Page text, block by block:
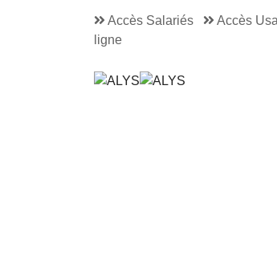
Accès Salariés Accès
ligne